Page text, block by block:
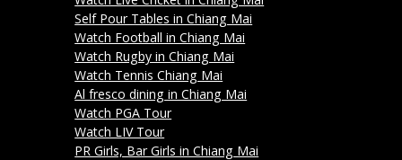
Self Pour Tables in Chiang Mai
Watch Football in Chiang Mai
Watch Rugby in Chiang Mai
Watch Tennis Chiang Mai
Al fresco dining in Chiang Mai
Watch PGA Tour
Watch LIV Tour
PR Girls, Bar Girls in Chiang Mai